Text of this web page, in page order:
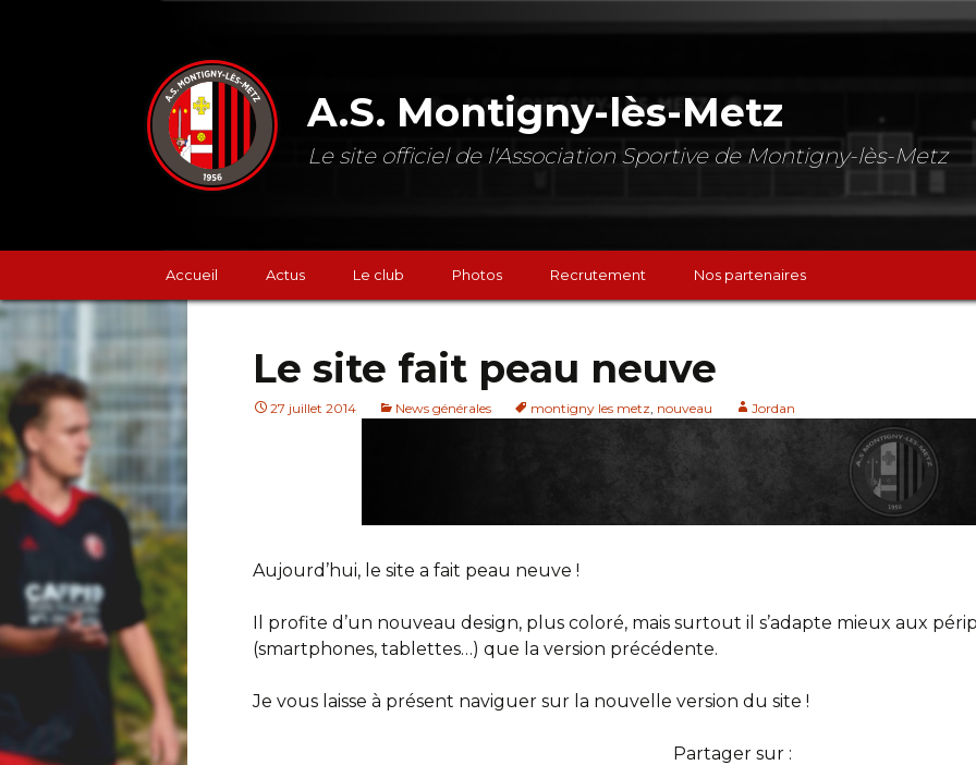
A.S. Montigny-lès-Metz
Le site officiel de l'Association Sportive de Montigny-lès-Metz
Accueil Actus Le club
Résultats
Les prochains matchs
Contact
Photos Recrutement Nos partenaires
Le site fait peau neuve
27 juillet 2014 News générales montigny les metz, nouveau Jordan
Aujourd’hui, le site a fait peau neuve !
Il profite d’un nouveau design, plus coloré, mais surtout il s’adapte mieux aux
(smartphones, tablettes…) que la version précédente.
Je vous laisse à présent naviguer sur la nouvelle version du site !
Partager sur :